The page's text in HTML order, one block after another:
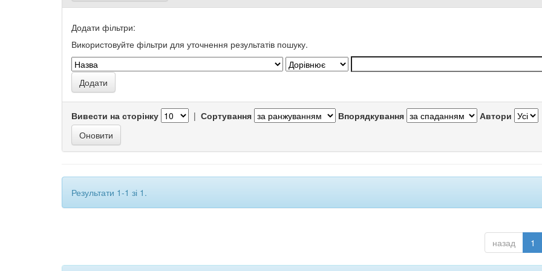
Додати фільтри:
Використовуйте фільтри для уточнення результатів пошуку.
Вивести на сторінку | Сортування Впорядкування Автори
Результати 1-1 зі 1.
назад 1